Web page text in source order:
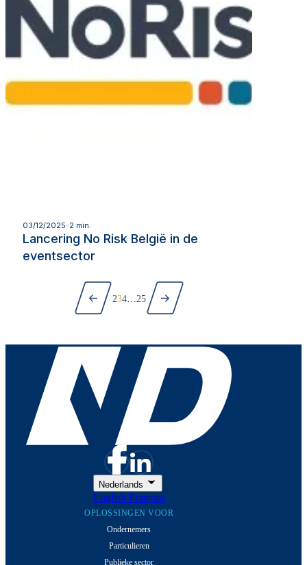
03/12/2025 2 min.
Lancering No Risk België in de
eventsector
Lees meer
Paginering
Vorige
234… 25
Volgende
Nederlands
English Français
OPLOSSINGEN VOOR
Ondernemers
Particulieren
Publieke sector